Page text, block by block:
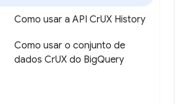
Como usar a API CrUX History
Como usar o conjunto de
dados CrUX do BigQuery